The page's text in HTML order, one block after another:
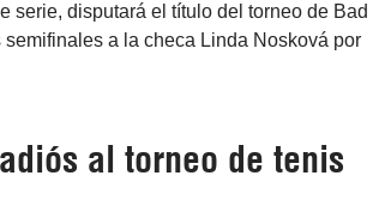
serie, disputará el título del torneo de Bad
a la checa Linda Nosková por
al torneo de tenis